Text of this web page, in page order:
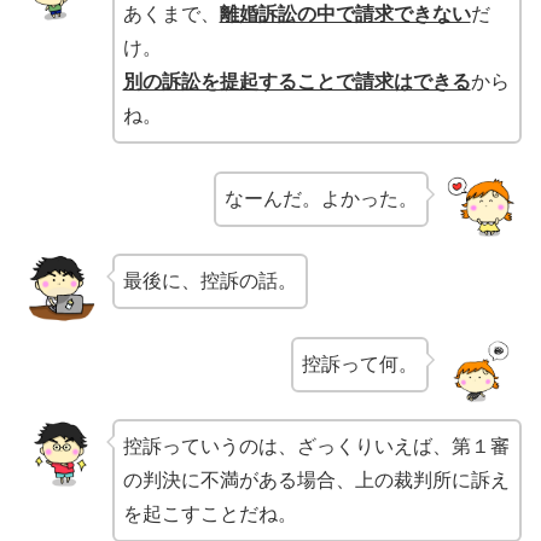
あくまで、 離婚訴訟の中で請求できないだ
け。
別の訴訟を提起することで請求はできるから
ね。
なーんだ。よかった。
最後に、控訴の話。
控訴って何。
控訴っていうのは、ざっくりいえば、第１審
の判決に不満がある場合、上の裁判所に訴え
を起こすことだね。